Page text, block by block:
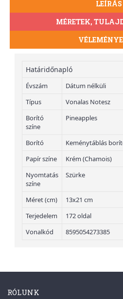
LEÍRÁS
MÉRETEK,
Határidőnapló
Évszám
Dátum nélküli
Típus
Vonalas Notesz
Borító
színe
Pineapples
Borító
Keménytáblás
Papír színe
Krém (Chamois)
Nyomtatás
színe
Szürke
Méret (cm)
13x21 cm
Terjedelem
172 oldal
Vonalkód
8595054273385
RÓLUNK